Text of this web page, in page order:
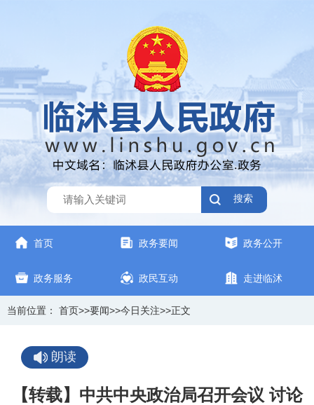
搜索
首页 政务要闻 政务公开
政务服务 政民互动 走进临沭
当前位置： 首页>>要闻>>今日关注>>正文
朗读
【转载】中共中央政治局召开会议 讨论